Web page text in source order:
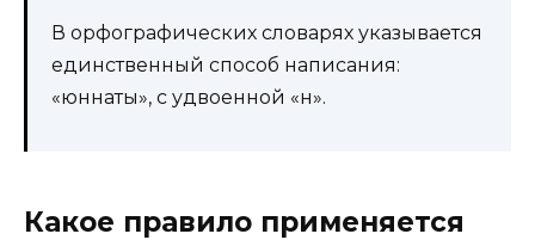
В орфографических словарях указывается
единственный способ написания:
«юннаты», с удвоенной «н».
Какое правило применяется